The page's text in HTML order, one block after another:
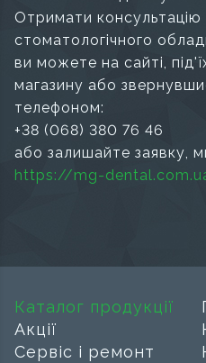
Отримати
стоматологічного
ви можете на сайті,
магазину або
телефоном:
+38 (068) 380 76 46
або залишайте заявку,
https://mg-
Каталог продукції
Акції
Сервіс і ремонт